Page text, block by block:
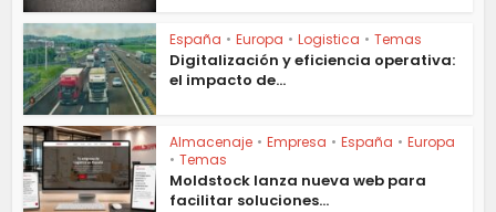
España • Europa • Logistica • Temas
Digitalización y eficiencia operativa:
el impacto de...
Almacenaje • Empresa • España • Europa
• Temas
Moldstock lanza nueva web para
facilitar soluciones...